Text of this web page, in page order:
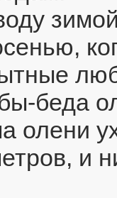
беда
олени
и